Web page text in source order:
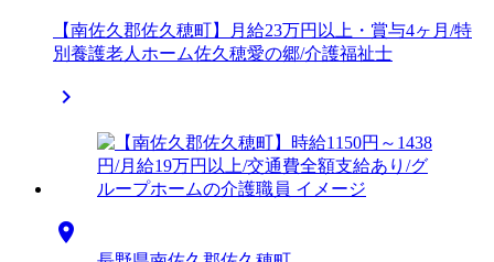
【南佐久郡佐久穂町】月給23万円以上・賞与4ヶ月/特
別養護老人ホーム佐久穂愛の郷/介護福祉士

